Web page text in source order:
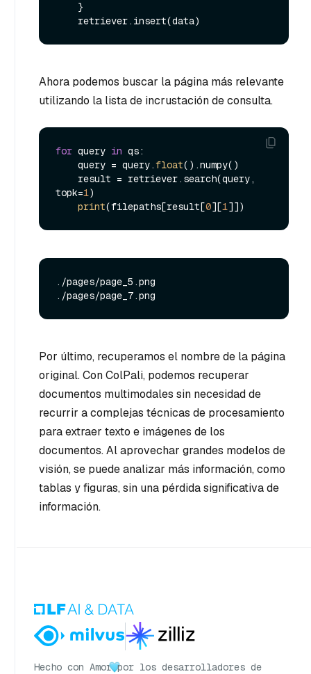
Ahora podemos buscar la página más relevante
utilizando la lista de incrustación de consulta.
for query in qs:
    query = query.
float().numpy()
topk=1)
print(filepaths[result[0][1
./pages/page_5.png
Por último, recuperamos el nombre de la página
original. Con ColPali, podemos recuperar
documentos multimodales sin necesidad de
recurrir a complejas técnicas de procesamiento
para extraer texto e imágenes de los
documentos. Al aprovechar grandes modelos de
visión, se puede analizar más información, como
tablas y figuras, sin una pérdida significativa de
información.
Hecho con Amor por los desarrolladores de